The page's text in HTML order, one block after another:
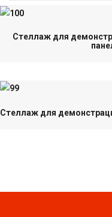
Стеллаж для
Стеллаж для